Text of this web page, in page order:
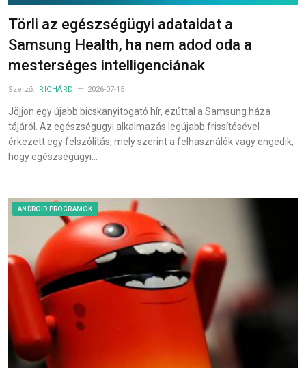
Törli az egészségügyi adataidat a
Samsung Health, ha nem adod oda a
mesterséges intelligenciának
Szerző: RICHÁRD 2026-07-15
Jöjjön egy újabb bicskanyitogató hír, ezúttal a Samsung háza
tájáról. Az egészségügyi alkalmazás legújabb frissítésével
érkezett egy felszólítás, mely szerint a felhasználók vagy engedik,
hogy egészségügyi…
ANDROID PROGRAMOK